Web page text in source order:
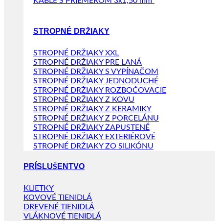
STROPNÉ DRŽIAKY
STROPNÉ DRŽIAKY XXL
STROPNÉ DRŽIAKY PRE LANÁ
STROPNÉ DRŽIAKY S VYPÍNAČOM
STROPNÉ DRŽIAKY JEDNODUCHÉ
STROPNÉ DRŽIAKY ROZBOČOVACIE
STROPNÉ DRŽIAKY Z KOVU
STROPNÉ DRŽIAKY Z KERAMIKY
STROPNÉ DRŽIAKY Z PORCELÁNU
STROPNÉ DRŽIAKY ZAPUSTENÉ
STROPNÉ DRŽIAKY EXTERIÉROVÉ
STROPNÉ DRŽIAKY ZO SILIKÓNU
PRÍSLUŠENTVO
KLIETKY
KOVOVÉ TIENIDLÁ
DREVENÉ TIENIDLÁ
VLÁKNOVÉ TIENIDLÁ